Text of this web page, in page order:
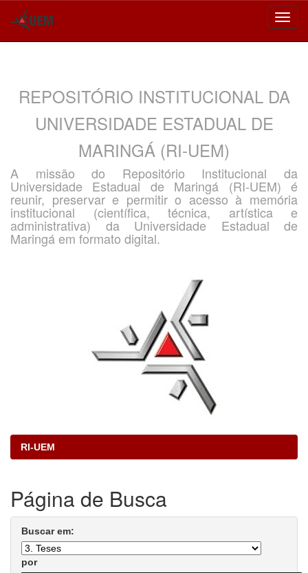
REPOSITÓRIO INSTITUCIONAL DA
UNIVERSIDADE ESTADUAL DE
MARINGÁ (RI-UEM)
A missão do Repositório Institucional da
Universidade Estadual de Maringá (RI-UEM) é
reunir, preservar e permitir o acesso à memória
institucional (científica, técnica, artística e
administrativa) da Universidade Estadual de
Maringá em formato digital.
RI-UEM
Página de Busca
Buscar em:
por